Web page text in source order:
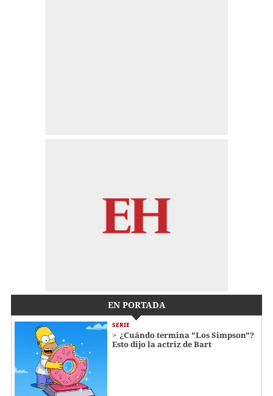
EN PORTADA
SERIE
¿Cuándo termina "Los Simpson"?
Esto dijo la actriz de Bart